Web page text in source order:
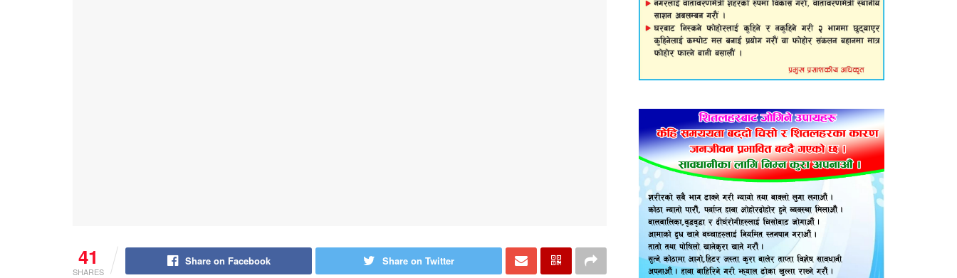
41
SHARES
Share on Facebook Share on Twitter